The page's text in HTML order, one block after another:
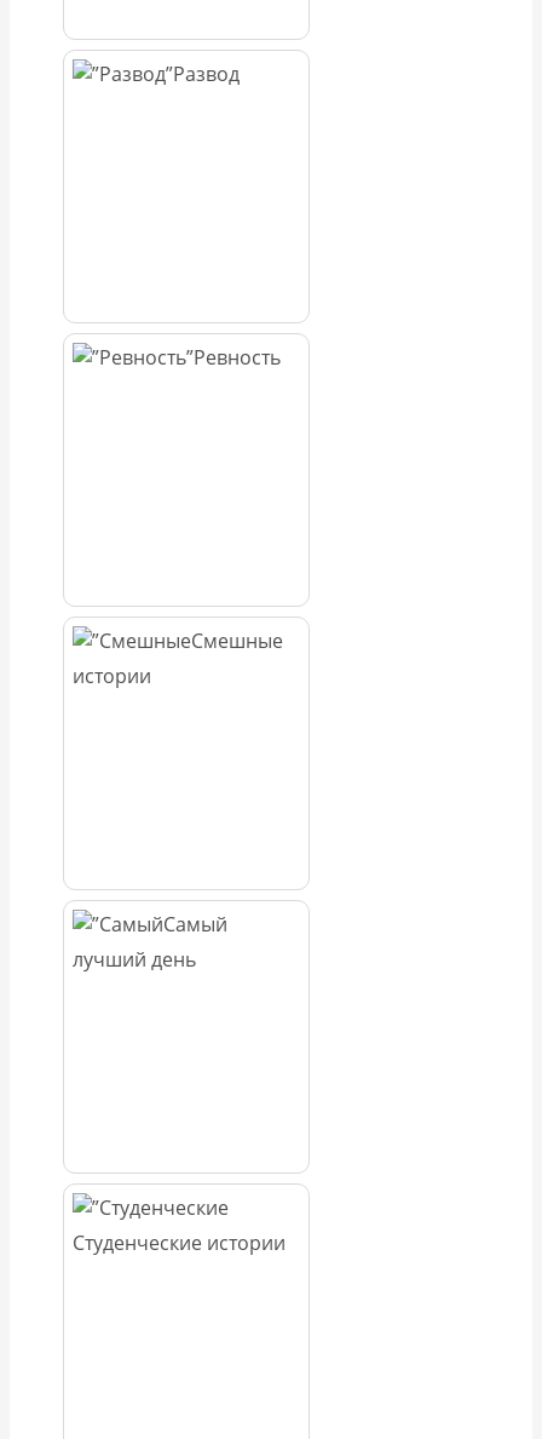
Развод
Ревность
Смешные
истории
Самый
лучший день
Студенческие истории